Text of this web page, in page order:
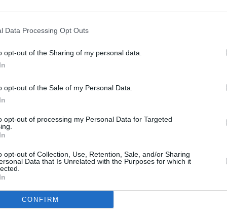
Data Processing Opt Outs
opt-out of the Sharing of my personal data.
opt-out of the Sale of my Personal Data.
opt-out of processing my Personal Data for Targeted
opt-out of Collection, Use, Retention, Sale, and/or Sharing
Data that Is Unrelated with the Purposes for which it
CONFIRM
1,3 h
30.04.2014
zu
1,4 h